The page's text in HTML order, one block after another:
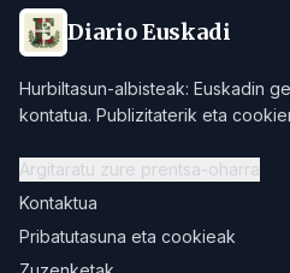
Diario Euskadi
Hurbiltasun-albisteak: Euskadin
kontatua. Publizitaterik eta
Argitaratu zure prentsa-oharra
Kontaktua
Pribatutasuna eta cookieak